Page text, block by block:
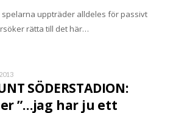
spelarna uppträder alldeles för passivt
rätta till det här…
SÖDERSTADION:
”…jag har ju ett